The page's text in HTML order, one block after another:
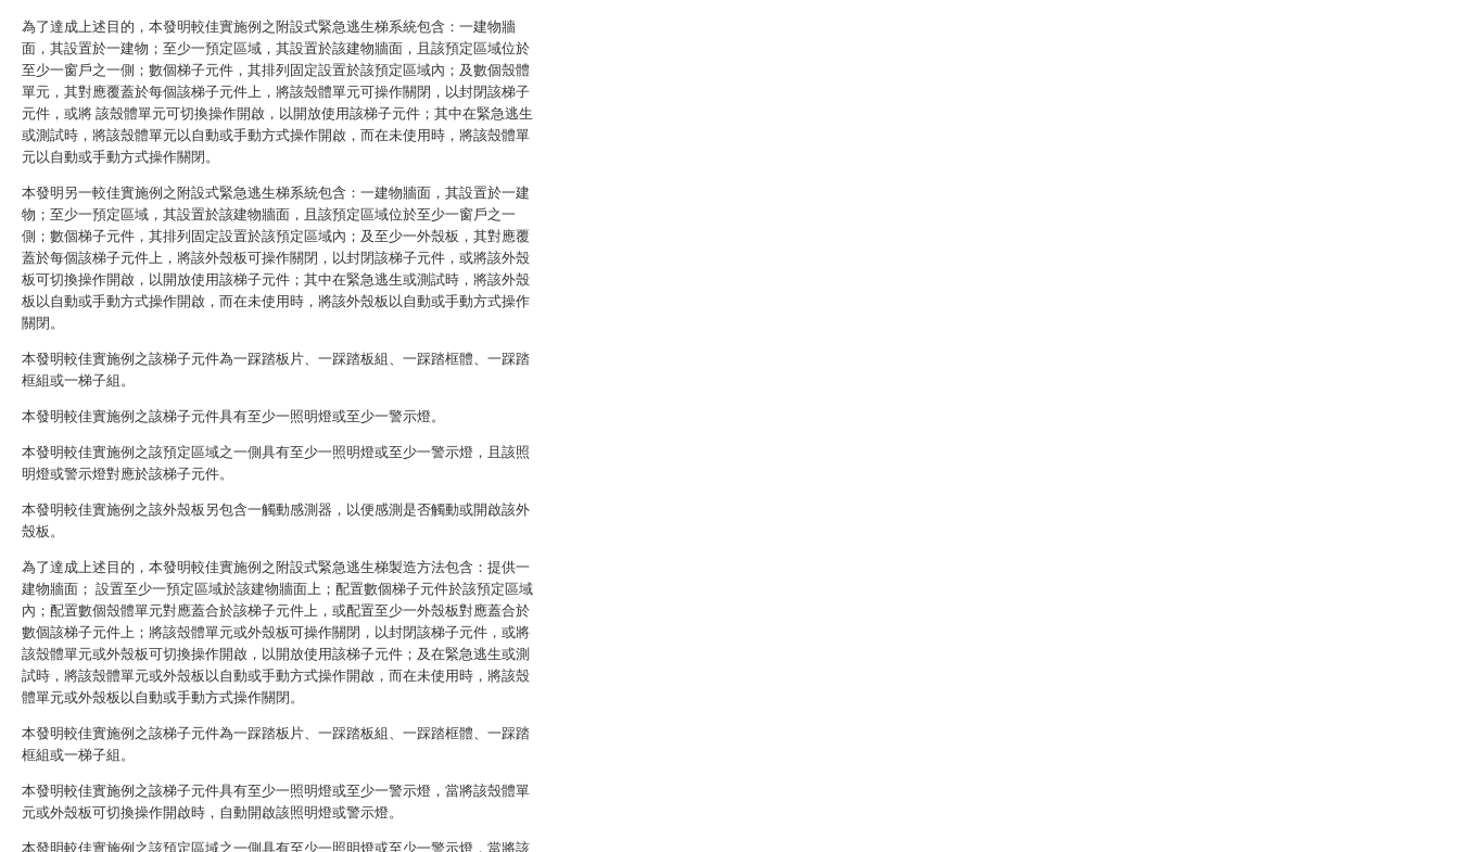
為了達成上述目的，本發明較佳實施例之附設式緊急逃生梯系統包含：一建物牆
面，其設置於一建物；至少一預定區域，其設置於該建物牆面，且該預定區域位於
至少一窗戶之一側；數個梯子元件，其排列固定設置於該預定區域內；及數個殼體
單元，其對應覆蓋於每個該梯子元件上，將該殼體單元可操作關閉，以封閉該梯子
元件，或將 該殼體單元可切換操作開啟，以開放使用該梯子元件；其中在緊急逃生
或測試時，將該殼體單元以自動或手動方式操作開啟，而在未使用時，將該殼體單
元以自動或手動方式操作關閉。
本發明另一較佳實施例之附設式緊急逃生梯系統包含：一建物牆面，其設置於一建
物；至少一預定區域，其設置於該建物牆面，且該預定區域位於至少一窗戶之一
側；數個梯子元件，其排列固定設置於該預定區域內；及至少一外殼板，其對應覆
蓋於每個該梯子元件上，將該外殼板可操作關閉，以封閉該梯子元件，或將該外殼
板可切換操作開啟，以開放使用該梯子元件；其中在緊急逃生或測試時，將該外殼
板以自動或手動方式操作開啟，而在未使用時，將該外殼板以自動或手動方式操作
關閉。
本發明較佳實施例之該梯子元件為一踩踏板片、一踩踏板組、一踩踏框體、一踩踏
框組或一梯子組。
本發明較佳實施例之該梯子元件具有至少一照明燈或至少一警示燈。
本發明較佳實施例之該預定區域之一側具有至少一照明燈或至少一警示燈，且該照
明燈或警示燈對應於該梯子元件。
本發明較佳實施例之該外殼板另包含一觸動感測器，以便感測是否觸動或開啟該外
殼板。
為了達成上述目的，本發明較佳實施例之附設式緊急逃生梯製造方法包含：提供一
建物牆面； 設置至少一預定區域於該建物牆面上；配置數個梯子元件於該預定區域
內；配置數個殼體單元對應蓋合於該梯子元件上，或配置至少一外殼板對應蓋合於
數個該梯子元件上；將該殼體單元或外殼板可操作關閉，以封閉該梯子元件，或將
該殼體單元或外殼板可切換操作開啟，以開放使用該梯子元件；及在緊急逃生或測
試時，將該殼體單元或外殼板以自動或手動方式操作開啟，而在未使用時，將該殼
體單元或外殼板以自動或手動方式操作關閉。
本發明較佳實施例之該梯子元件為一踩踏板片、一踩踏板組、一踩踏框體、一踩踏
框組或一梯子組。
本發明較佳實施例之該梯子元件具有至少一照明燈或至少一警示燈，當將該殼體單
元或外殼板可切換操作開啟時，自動開啟該照明燈或警示燈。
本發明較佳實施例之該預定區域之一側具有至少一照明燈或至少一警示燈，當將該